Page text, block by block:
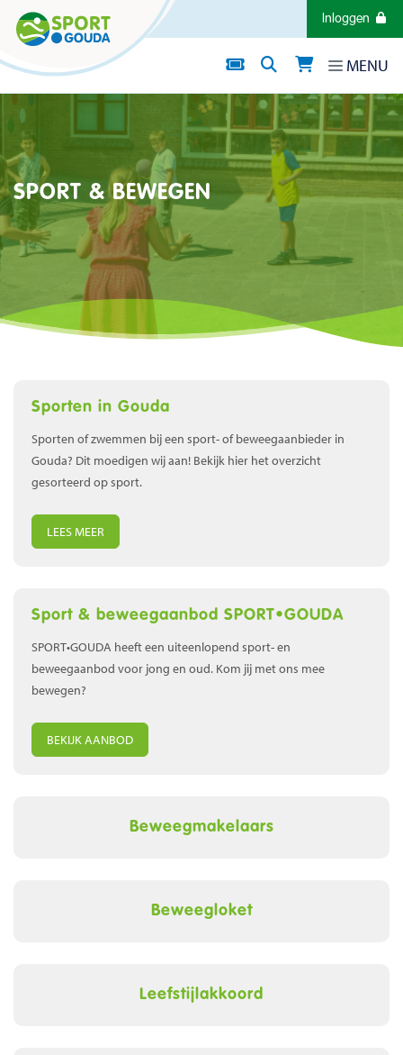
Direct naar de inhoud van de pagina Inloggen
MENU
SPORT & BEWEGEN
Sporten in Gouda
Sporten of zwemmen bij een sport- of beweegaanbieder in
Gouda? Dit moedigen wij aan! Bekijk hier het overzicht
gesorteerd op sport.
LEES MEER
Sport & beweegaanbod SPORT•GOUDA
SPORT•GOUDA heeft een uiteenlopend sport- en
beweegaanbod voor jong en oud. Kom jij met ons mee
bewegen?
BEKIJK AANBOD
Beweegmakelaars
Beweegloket
Leefstijlakkoord